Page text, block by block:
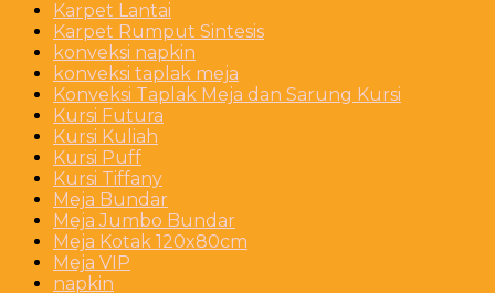
Karpet Lantai
Karpet Rumput Sintesis
konveksi napkin
konveksi taplak meja
Konveksi Taplak Meja dan Sarung Kursi
Kursi Futura
Kursi Kuliah
Kursi Puff
Kursi Tiffany
Meja Bundar
Meja Jumbo Bundar
Meja Kotak 120x80cm
Meja VIP
napkin